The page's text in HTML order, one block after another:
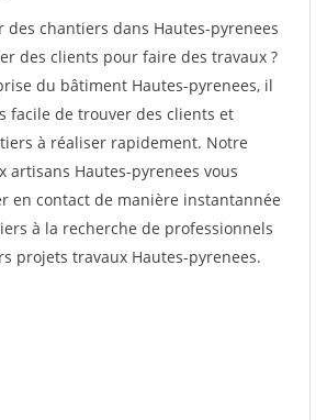
des chantiers dans Hautes-pyrenees
des clients pour faire des travaux ?
du bâtiment Hautes-pyrenees, il
facile de trouver des clients et
à réaliser rapidement. Notre
artisans Hautes-pyrenees vous
en contact de manière instantannée
à la recherche de professionnels
projets travaux Hautes-pyrenees.